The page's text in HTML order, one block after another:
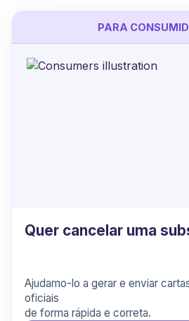
PARA
Quer cancelar uma
Ajudamo-lo a gerar e enviar
oficiais
de forma rápida e correta.